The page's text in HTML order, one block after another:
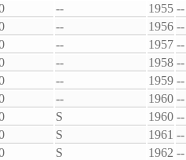
-- 1955 --
-- 1956 --
-- 1957 --
-- 1958 --
-- 1959 --
-- 1960 --
S 1960 --
S 1961 --
S 1962 --